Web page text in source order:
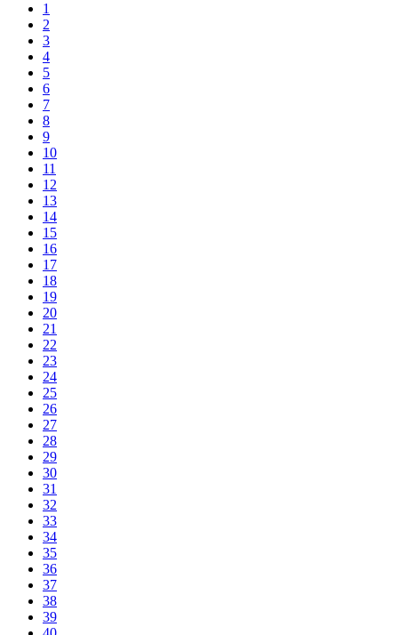
1
2
3
4
5
6
7
8
9
10
11
12
13
14
15
16
17
18
19
20
21
22
23
24
25
26
27
28
29
30
31
32
33
34
35
36
37
38
39